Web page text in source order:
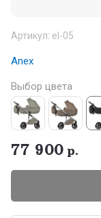
Артикул: el-05
Anex
Выбор цвета
77 900 р.